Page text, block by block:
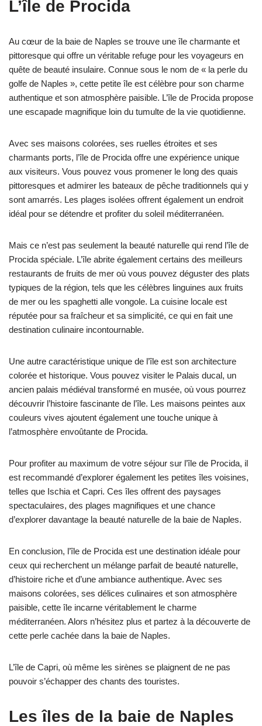
L’île de Procida
Au cœur de la baie de Naples se trouve une île charmante et
pittoresque qui offre un véritable refuge pour les voyageurs en
quête de beauté insulaire. Connue sous le nom de « la perle du
golfe de Naples », cette petite île est célèbre pour son charme
authentique et son atmosphère paisible. L’île de Procida propose
une escapade magnifique loin du tumulte de la vie quotidienne.
Avec ses maisons colorées, ses ruelles étroites et ses
charmants ports, l’île de Procida offre une expérience unique
aux visiteurs. Vous pouvez vous promener le long des quais
pittoresques et admirer les bateaux de pêche traditionnels qui y
sont amarrés. Les plages isolées offrent également un endroit
idéal pour se détendre et profiter du soleil méditerranéen.
Mais ce n’est pas seulement la beauté naturelle qui rend l’île de
Procida spéciale. L’île abrite également certains des meilleurs
restaurants de fruits de mer où vous pouvez déguster des plats
typiques de la région, tels que les célèbres linguines aux fruits
de mer ou les spaghetti alle vongole. La cuisine locale est
réputée pour sa fraîcheur et sa simplicité, ce qui en fait une
destination culinaire incontournable.
Une autre caractéristique unique de l’île est son architecture
colorée et historique. Vous pouvez visiter le Palais ducal, un
ancien palais médiéval transformé en musée, où vous pourrez
découvrir l’histoire fascinante de l’île. Les maisons peintes aux
couleurs vives ajoutent également une touche unique à
l’atmosphère envoûtante de Procida.
Pour profiter au maximum de votre séjour sur l’île de Procida, il
est recommandé d’explorer également les petites îles voisines,
telles que Ischia et Capri. Ces îles offrent des paysages
spectaculaires, des plages magnifiques et une chance
d’explorer davantage la beauté naturelle de la baie de Naples.
En conclusion, l’île de Procida est une destination idéale pour
ceux qui recherchent un mélange parfait de beauté naturelle,
d’histoire riche et d’une ambiance authentique. Avec ses
maisons colorées, ses délices culinaires et son atmosphère
paisible, cette île incarne véritablement le charme
méditerranéen. Alors n’hésitez plus et partez à la découverte de
cette perle cachée dans la baie de Naples.
L’île de Capri, où même les sirènes se plaignent de ne pas
pouvoir s’échapper des chants des touristes.
Les îles de la baie de Naples